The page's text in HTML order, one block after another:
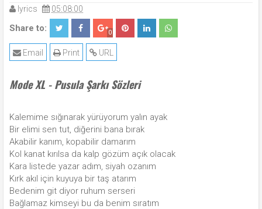
lyrics 05:08:00
Share to: 0
URL
Print
Email
Mode XL - Pusula Şarkı Sözleri
Kalemime sığınarak yürüyorum yalın ayak
Bir elimi sen tut, diğerini bana bırak
Akabilir kanım, kopabilir damarım
Kol kanat kırılsa da kalp gözüm açık olacak
Kara listede yazar adım, siyah ozanım
Kırk akıl için kuyuya bir taş atarım
Bedenim git diyor ruhum serseri
Bağlamaz kimseyi bu da benim sıratım